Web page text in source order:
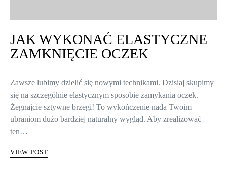
JAK WYKONAĆ ELASTYCZNE
ZAMKNIĘCIE OCZEK
Zawsze lubimy dzielić się nowymi technikami. Dzisiaj skupimy
się na szczególnie elastycznym sposobie zamykania oczek.
Żegnajcie sztywne brzegi! To wykończenie nada Twoim
ubraniom dużo bardziej naturalny wygląd. Aby zrealizować
ten…
VIEW POST